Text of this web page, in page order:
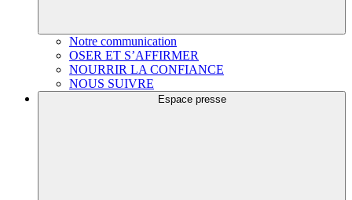
Notre communication
OSER ET S’AFFIRMER
NOURRIR LA CONFIANCE
NOUS SUIVRE
Espace presse